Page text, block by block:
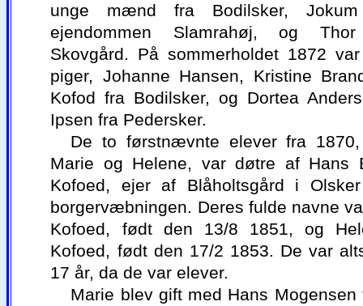
unge mænd fra Bodilsker,
ejendommen Slamrahøj, og
Skovgård. På sommerholdet 1872
piger, Johanne Hansen, Kristine
Kofod fra Bodilsker, og Dortea
Ipsen fra Pedersker.
De to førstnævnte elever fra
Marie og Helene, var døtre af Hans
Kofoed, ejer af Blåholtsgård i
borgervæbningen. Deres fulde navne
Kofoed, født den 13/8 1851, og
Kofoed, født den 17/2 1853. De var
17 år, da de var elever.
Marie blev gift med Hans Mogensen